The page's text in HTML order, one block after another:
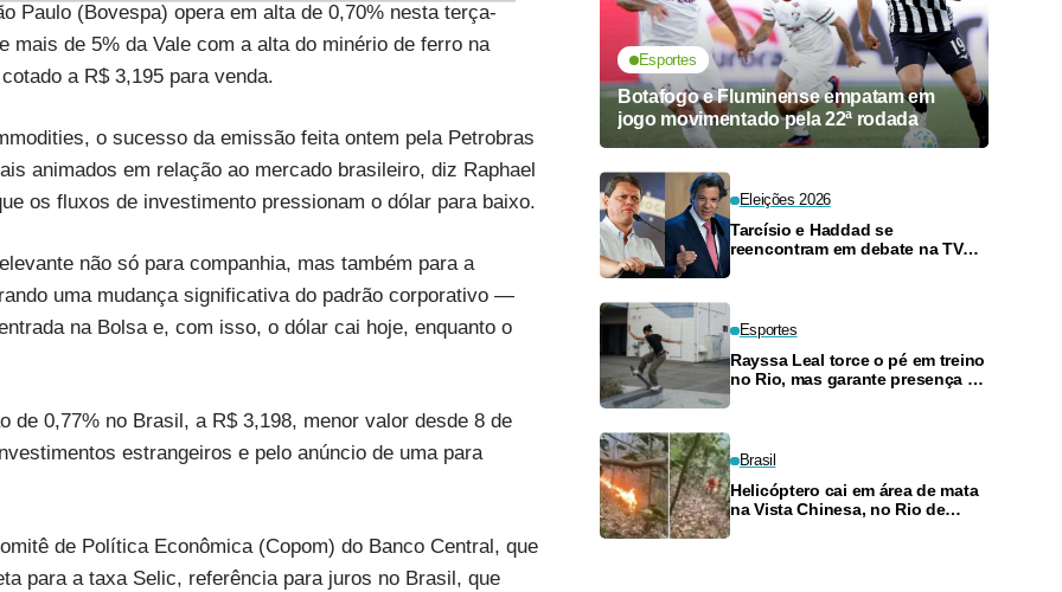
Paulo (Bovespa) opera em alta de 0,70% nesta terça-
de 5% da Vale com a alta do minério de ferro na
a R$ 3,195 para venda.
o sucesso da emissão feita ontem pela Petrobras
animados em relação ao mercado brasileiro, diz Raphael
os fluxos de investimento pressionam o dólar para baixo.
não só para companhia, mas também para a
uma mudança significativa do padrão corporativo —
na Bolsa e, com isso, o dólar cai hoje, enquanto o
de 0,77% no Brasil, a R$ 3,198, menor valor desde 8 de
estrangeiros e pelo anúncio de uma para
de Política Econômica (Copom) do Banco Central, que
para a taxa Selic, referência para juros no Brasil, que
Esportes
Botafogo e Fluminense empatam em
jogo movimentado pela 22ª rodada
Eleições 2026
Tarcísio e Haddad se
reencontram em debate na TV
Esportes
Rayssa Leal torce o pé em treino
no Rio, mas garante presença no
Brasil
Helicóptero cai em área de mata
na Vista Chinesa, no Rio de